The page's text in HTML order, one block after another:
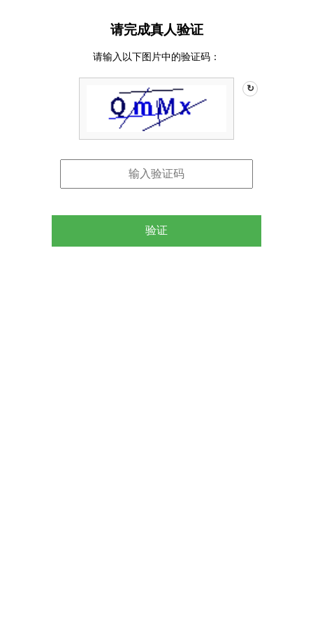
请完成真人验证
请输入以下图片中的验证码：
↻
验证